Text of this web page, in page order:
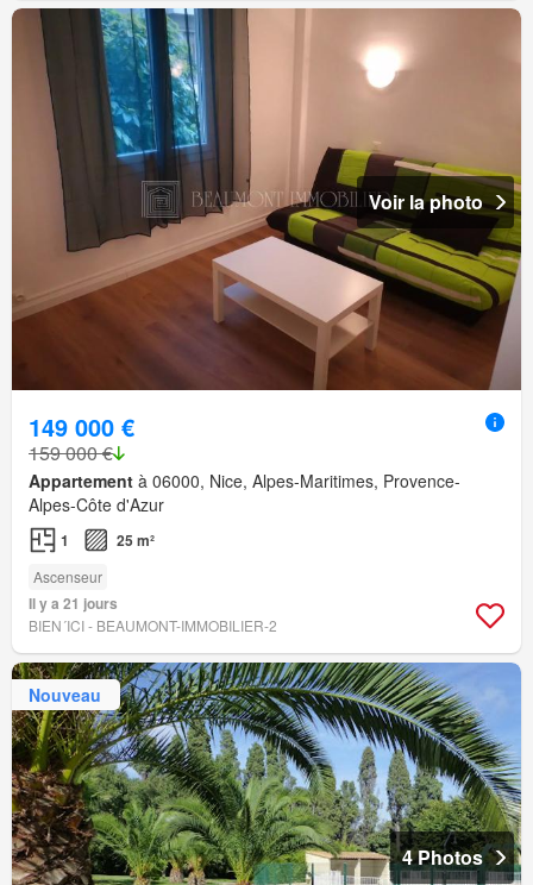
Voir la photo
149 000 €
159 000 €
Appartement à 06000, Nice, Alpes-Maritimes, Provence-
Alpes-Côte d'Azur
1 25 m²
Ascenseur
Il y a 21 jours
BIEN´ICI - BEAUMONT-IMMOBILIER-2
Nouveau
4 Photos